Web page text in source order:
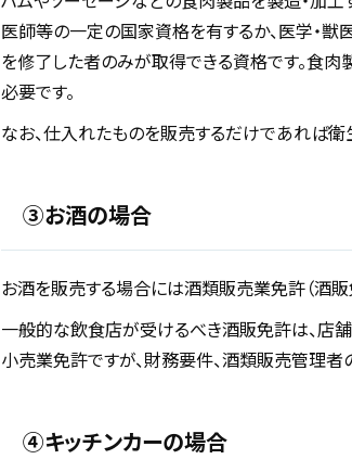
医師等の一定の国家資格を有するか、医学・
を修了した者のみが取得できる資格です。食
必要です。
なお、仕入れたものを販売するだけであれば
③お酒の場合
お酒を販売する場合には酒類販売業免許（酒販
一般的な飲食店が受けるべき酒販免許は、店
小売業免許ですが、財務要件、酒類販売管理
④キッチンカーの場合